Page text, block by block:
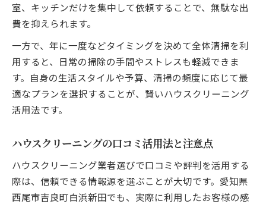
室、キッチンだけを集中して依頼することで、無駄な出
費を抑えられます。
一方で、年に一度などタイミングを決めて全体清掃を利
用すると、日常の掃除の手間やストレスも軽減できま
す。自身の生活スタイルや予算、清掃の頻度に応じて最
適なプランを選択することが、賢いハウスクリーニング
活用法です。
ハウスクリーニングの口コミ活用法と注意点
ハウスクリーニング業者選びで口コミや評判を活用する
際は、信頼できる情報源を選ぶことが大切です。愛知県
西尾市吉良町白浜新田でも、実際に利用したお客様の感